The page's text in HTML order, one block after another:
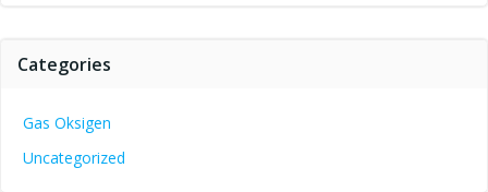
Categories
Gas Oksigen
Uncategorized